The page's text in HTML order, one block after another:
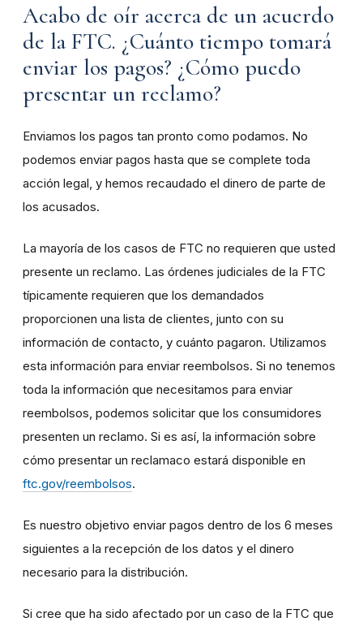
Acabo de oír acerca de un acuerdo
de la FTC. ¿Cuánto tiempo tomará
enviar los pagos? ¿Cómo puedo
presentar un reclamo?
Enviamos los pagos tan pronto como podamos. No
podemos enviar pagos hasta que se complete toda
acción legal, y hemos recaudado el dinero de parte de
los acusados.
La mayoría de los casos de FTC no requieren que usted
presente un reclamo. Las órdenes judiciales de la FTC
típicamente requieren que los demandados
proporcionen una lista de clientes, junto con su
información de contacto, y cuánto pagaron. Utilizamos
esta información para enviar reembolsos. Si no tenemos
toda la información que necesitamos para enviar
reembolsos, podemos solicitar que los consumidores
presenten un reclamo. Si es así, la información sobre
cómo presentar un reclamaco estará disponible en
ftc.gov/reembolsos.
Es nuestro objetivo enviar pagos dentro de los 6 meses
siguientes a la recepción de los datos y el dinero
necesario para la distribución.
Si cree que ha sido afectado por un caso de la FTC que